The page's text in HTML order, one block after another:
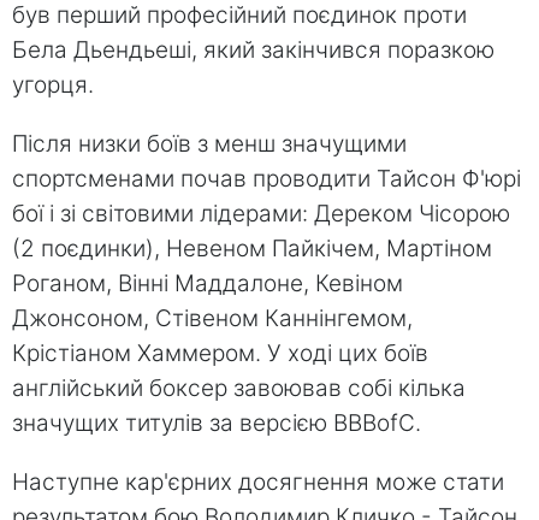
був перший професійний поєдинок проти
Бела Дьендьеші, який закінчився поразкою
угорця.
Після низки боїв з менш значущими
спортсменами почав проводити Тайсон Ф'юрі
бої і зі світовими лідерами: Дереком Чісорою
(2 поєдинки), Невеном Пайкічем, Мартіном
Роганом, Вінні Маддалоне, Кевіном
Джонсоном, Стівеном Каннінгемом,
Крістіаном Хаммером. У ході цих боїв
англійський боксер завоював собі кілька
значущих титулів за версією BBBofC.
Наступне кар'єрних досягнення може стати